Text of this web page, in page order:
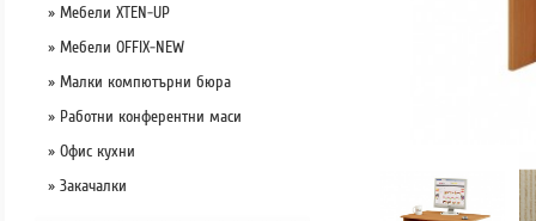
» Мебели XTEN-UP
» Мебели OFFIX-NEW
» Малки компютърни бюра
» Работни конферентни маси
» Офис кухни
» Закачалки